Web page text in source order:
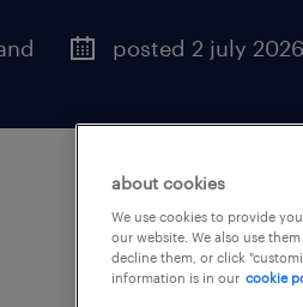
posted 2 july 2026
about cookies
We use cookies to provide
our website. We also use
decline them, or click
information is in our cookie